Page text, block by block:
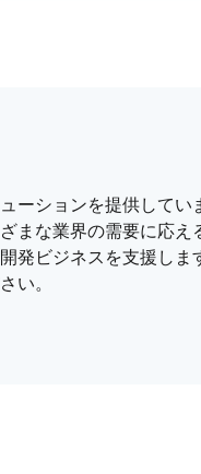
ーションを提供して
な業界の需要に応
発ビジネスを支援し
い。